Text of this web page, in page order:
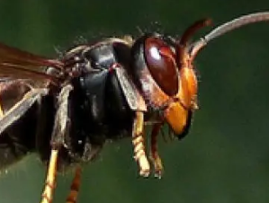
Un lloc on